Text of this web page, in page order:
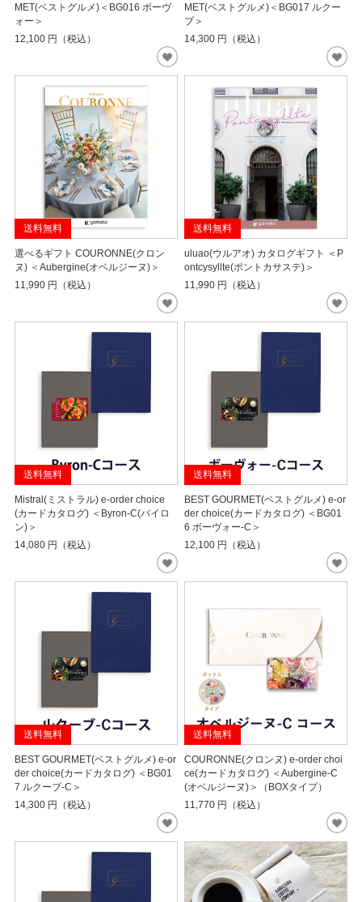
MET(ベストグルメ)＜BG016 ボーヴ
ォー＞
12,100 円（税込）
MET(ベストグルメ)＜BG017 ルクー
ブ＞
14,300 円（税込）
送料無料
選べるギフト COURONNE(クロン
ヌ) ＜Aubergine(オベルジーヌ)＞
11,990 円（税込）
送料無料
uluao(ウルアオ) カタログギフト ＜P
ontcysyllte(ポントカサステ)＞
11,990 円（税込）
送料無料
Mistral(ミストラル) e-order choice
(カードカタログ) ＜Byron-C(バイロ
ン)＞
14,080 円（税込）
送料無料
BEST GOURMET(ベストグルメ) e-or
der choice(カードカタログ) ＜BG01
6 ボーヴォー-C＞
12,100 円（税込）
送料無料
BEST GOURMET(ベストグルメ) e-or
der choice(カードカタログ) ＜BG01
7 ルクーブ-C＞
14,300 円（税込）
送料無料
COURONNE(クロンヌ) e-order choi
ce(カードカタログ) ＜Aubergine-C
(オベルジーヌ)＞（BOXタイプ）
11,770 円（税込）